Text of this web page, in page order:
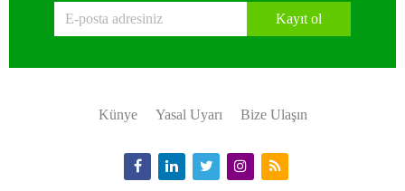
Kayıt ol
Künye Yasal Uyarı Bize Ulaşın